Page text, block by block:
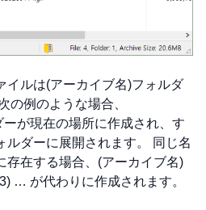
イルは(アーカイブ名)フォルダ
の例のような場合、
ーが現在の場所に作成され、す
ルダーに展開されます。 同じ名
存在する場合、(アーカイブ名)
… が代わりに作成されます。